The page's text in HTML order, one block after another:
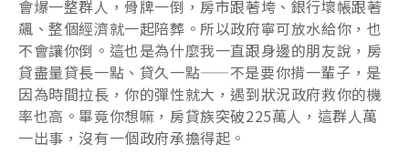
會爆一整群人，骨牌一倒，房市跟著垮、銀行壞帳跟著
飆、整個經濟就一起陪葬。所以政府寧可放水給你，也
不會讓你倒。這也是為什麼我一直跟身邊的朋友說，房
貸盡量貸長一點、貸久一點——不是要你揹一輩子，是
因為時間拉長，你的彈性就大，遇到狀況政府救你的機
率也高。畢竟你想嘛，房貸族突破225萬人，這群人萬
一出事，沒有一個政府承擔得起。